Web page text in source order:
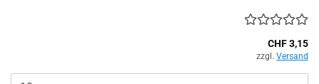
CHF 3,15
zzgl. Versand